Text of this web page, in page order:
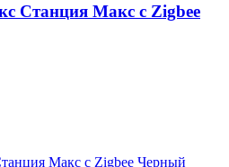
Станция Макс с Zigbee